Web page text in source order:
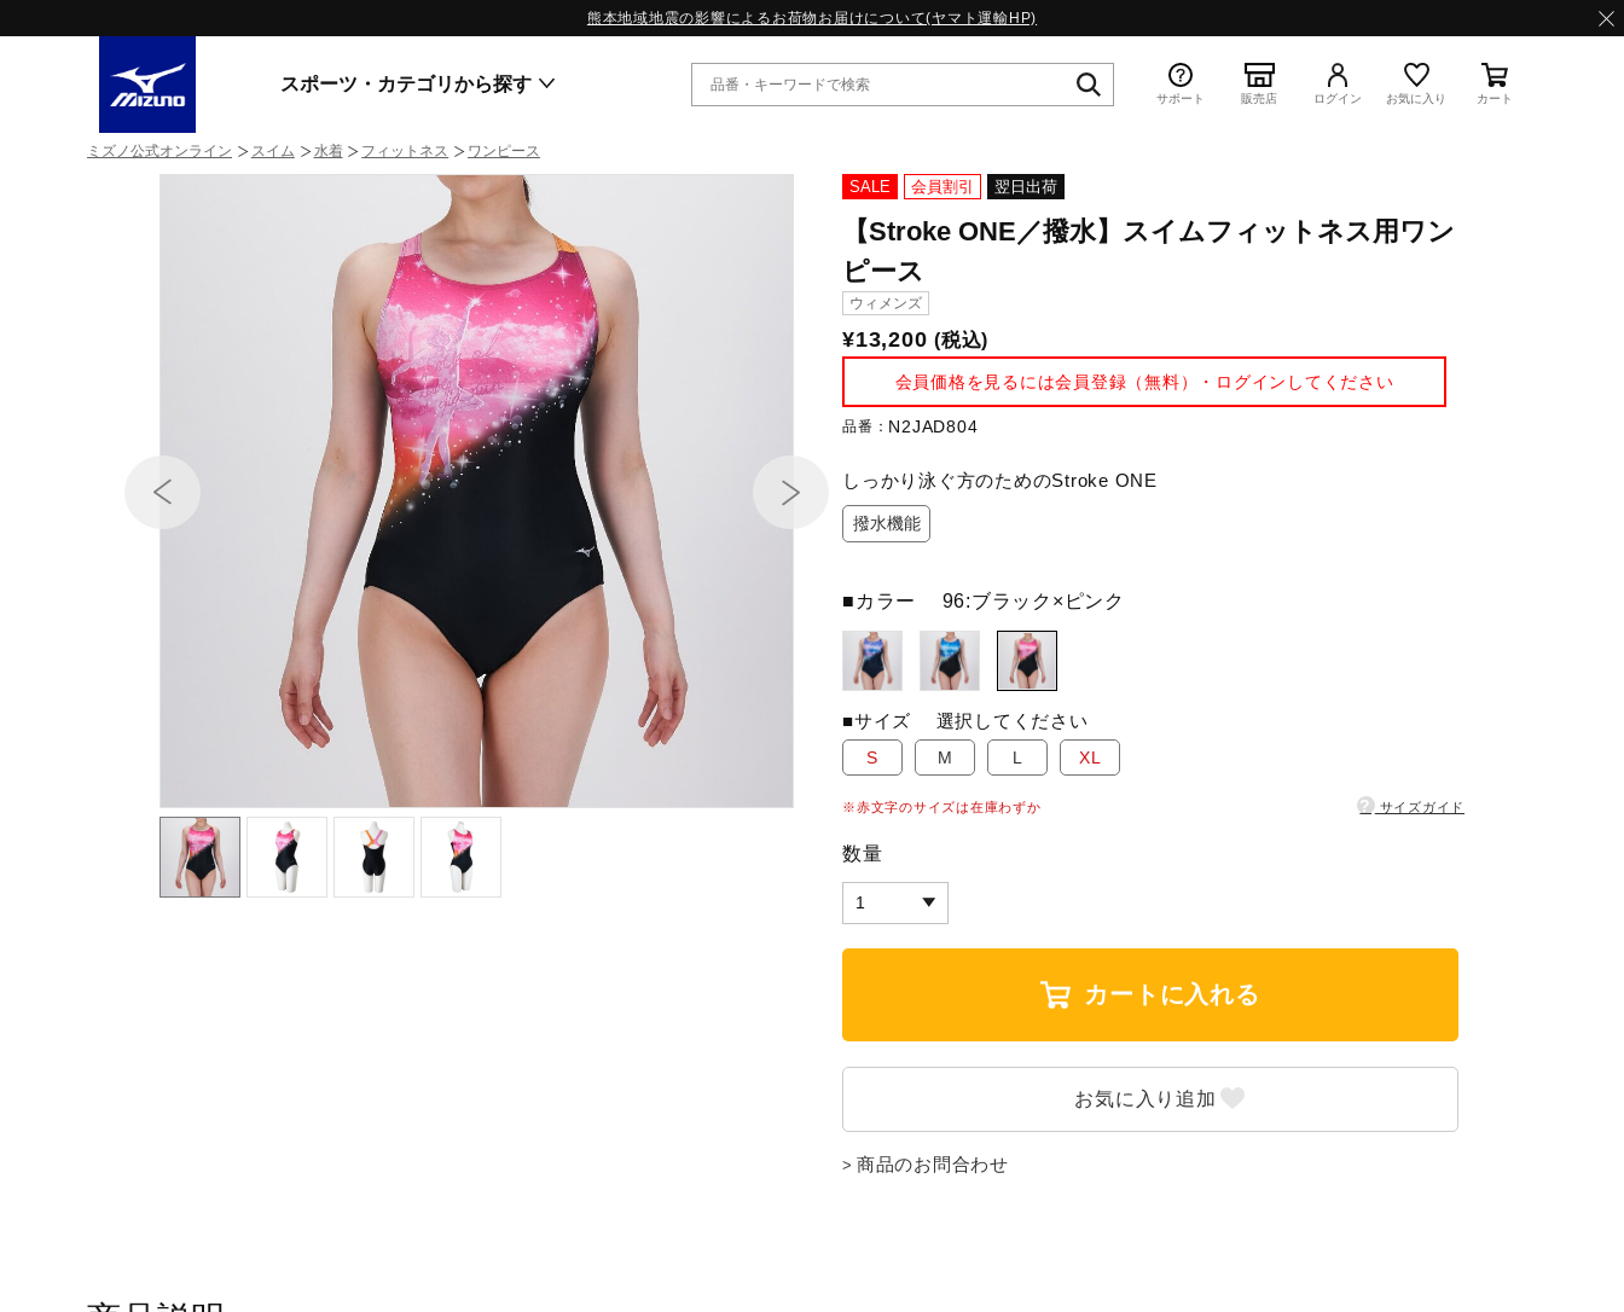
熊本地域地震の影響によるお荷物お届けについて(ヤマト運輸HP)
スポーツ・カテゴリから探す
スニーカー
ウィンタースポーツ
ワーキング
スニーカー
すべてのシリーズ
WAVE PROPHECY
MORELIA LS
WAVE RIDER
ゴアテックス
コラボレーション
その他シリーズ
WP13.2｜特集
MORELIA LS｜特集
W.PROPHECY1｜特集
WP MAGIC MITA｜特集
WP STRAP｜特集
スペシャルカラーパック｜特集
WP STRAP 2｜特集
マーガレット・ハウエル｜特集
KICKS & ECHO｜特集
スニーカー商品をすべて見る
特集
サポート 販売店 ログイン お気に入り カート
ミズノ公式オンライン スイム 水着 フィットネス ワンピース
SALE 会員割引 翌日出荷
【Stroke ONE／撥水】スイムフィットネス用ワン
ピース
ウィメンズ
¥13,200 (税込)
会員価格を見るには会員登録（無料）・ログインしてください
品番： N2JAD804
しっかり泳ぐ方のためのStroke ONE
撥水機能
■カラー 96:ブラック×ピンク
■サイズ 選択してください
S M L XL
※赤文字のサイズは在庫わずか ? サイズガイド
数量
カートに入れる
商品のお問合わせ